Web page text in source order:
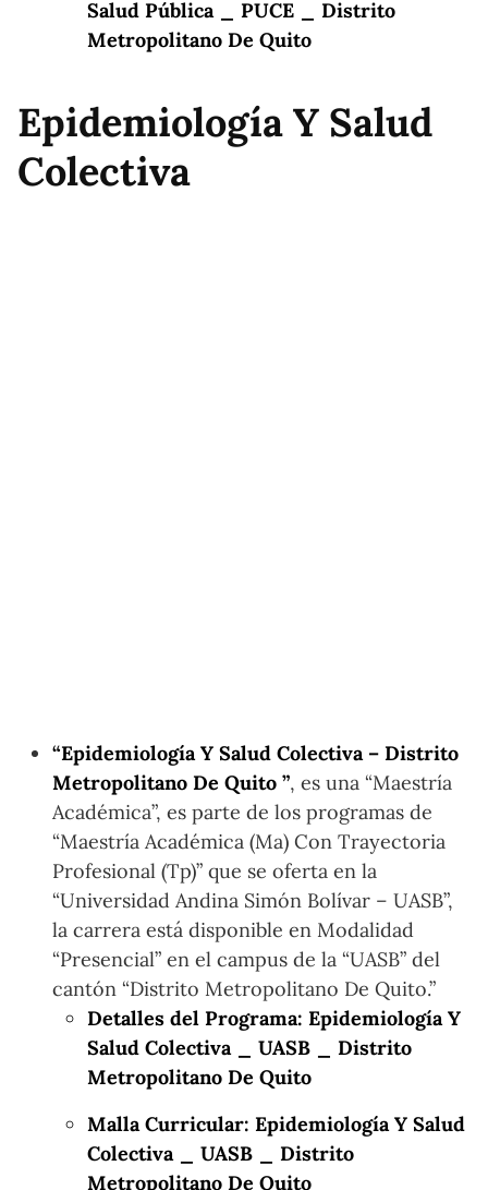
Salud Pública _ PUCE _ Distrito
Metropolitano De Quito
Epidemiología Y Salud
Colectiva
“Epidemiología Y Salud Colectiva – Distrito
Metropolitano De Quito ”, es una “Maestría
Académica”, es parte de los programas de
“Maestría Académica (Ma) Con Trayectoria
Profesional (Tp)” que se oferta en la
“Universidad Andina Simón Bolívar – UASB”,
la carrera está disponible en Modalidad
“Presencial” en el campus de la “UASB” del
cantón “Distrito Metropolitano De Quito.”
Detalles del Programa: Epidemiología Y
Salud Colectiva _ UASB _ Distrito
Metropolitano De Quito
Malla Curricular: Epidemiología Y Salud
Colectiva _ UASB _ Distrito
Metropolitano De Quito